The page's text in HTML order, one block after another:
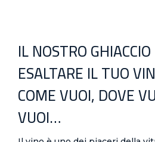
IL NOSTRO
ESALTARE IL TUO
COME VUOI, DOVE
VUOI…